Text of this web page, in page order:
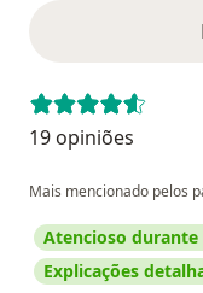
19 opiniões
Mais mencionado pelos
Atencioso durante
Explicações